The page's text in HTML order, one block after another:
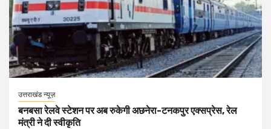
उत्तराखंड न्यूज़
बनबसा रेलवे स्टेशन पर अब रुकेगी अछनेरा-टनकपुर एक्सप्रेस, रेल
मंत्री ने दी स्वीकृति